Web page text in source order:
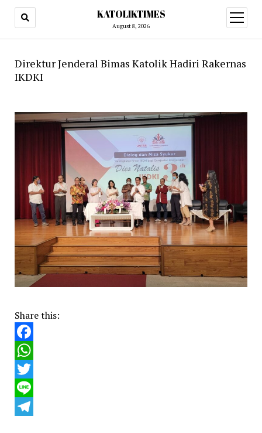
KATOLIKTIMES
August 8, 2026
open
menu
Direktur Jenderal Bimas Katolik Hadiri Rakernas
IKDKI
Share this:
Facebook
WhatsApp
Twitter
Line